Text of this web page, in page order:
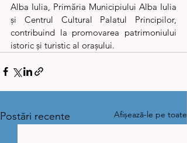
Alba Iulia, Primăria Municipiului Alba Iulia
și Centrul Cultural Palatul Principilor,
contribuind la promovarea patrimoniului
istoric și turistic al orașului.
Postări recente Afișează-le pe toate